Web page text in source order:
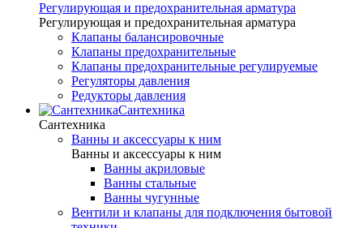
Регулирующая и предохранительная арматура
Регулирующая и предохранительная арматура
Клапаны балансировочные
Клапаны предохранительные
Клапаны предохранительные регулируемые
Регуляторы давления
Редукторы давления
Сантехника
Сантехника
Ванны и аксессуары к ним
Ванны и аксессуары к ним
Ванны акриловые
Ванны стальные
Ванны чугунные
Вентили и клапаны для подключения бытовой